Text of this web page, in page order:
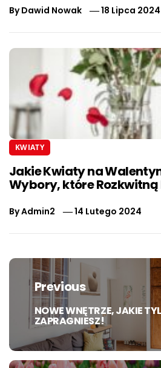
ByDawid Nowak 18 Lipca 2024
KWIATY
Jakie Kwiaty na
Wybory, które Rozkwitną
ByAdmin2 14 Lutego 2024
Nawigacja
wpisu
Previous
Previous
post:
NOWE WNĘTRZE, JAKIE
ZAPRAGNIESZ!